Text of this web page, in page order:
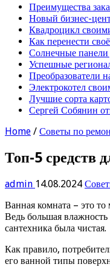
Преимущества
Новый бизнес-
Квадроцикл
Как перенести
Солнечные панели
Успешные
Преобразователи
Электрокотел
Лучшие сорта
Сергей Собянин
Home / Советы по
Топ-5 средств
admin 14.08.2024
Ванная комната – это
Ведь большая влажность
сантехника была чистая.
Как правило,
его ванной типы